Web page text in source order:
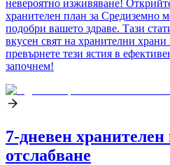
невероятно изживяване!
хранителен план за Средиземно
подобри вашето здраве. Тази
вкусен свят на хранителни
превърнете тези ястия в
започнем!
7-дневен хранителен
отслабване